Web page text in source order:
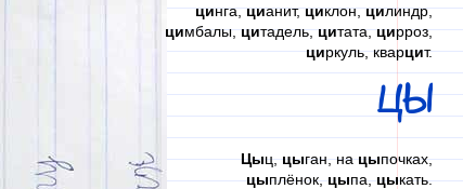
цинга,цианит,циклон,цилиндр,
цимбалы,цитадель,цитата,цирроз,
циркуль, кварцит.
ЦЫ
Цыц,цыган, нацыпочках,
цыплёнок,цыпа,цыкать.